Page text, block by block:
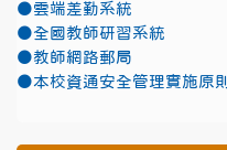
●雲端差勤系統
●全國教師研習系統
●教師網路郵局
●本校資通安全管理實施原則